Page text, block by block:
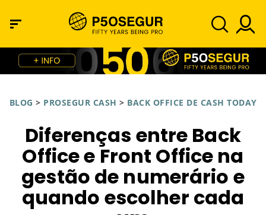
BLOG > PROSEGUR CASH > BACK OFFICE DE CASH TODAY
Diferenças entre Back
Office e Front Office na
gestão de numerário e
quando escolher cada